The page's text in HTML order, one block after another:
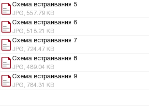
Схема встраивания 5
JPG, 557.79 KB
Схема встраивания 6
JPG, 518.21 KB
Схема встраивания 7
JPG, 724.47 KB
Схема встраивания 8
JPG, 489.04 KB
Схема встраивания 9
JPG, 784.31 KB